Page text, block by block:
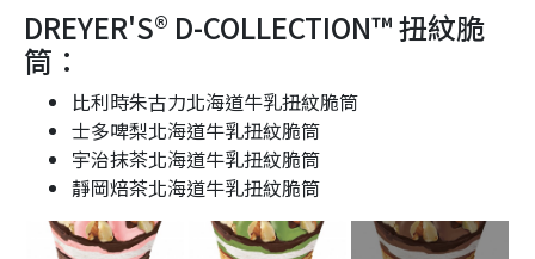
DREYER'S® D-COLLECTION™ 扭紋脆
筒：
比利時朱古力北海道牛乳扭紋脆筒
士多啤梨北海道牛乳扭紋脆筒
宇治抹茶北海道牛乳扭紋脆筒
靜岡焙茶北海道牛乳扭紋脆筒